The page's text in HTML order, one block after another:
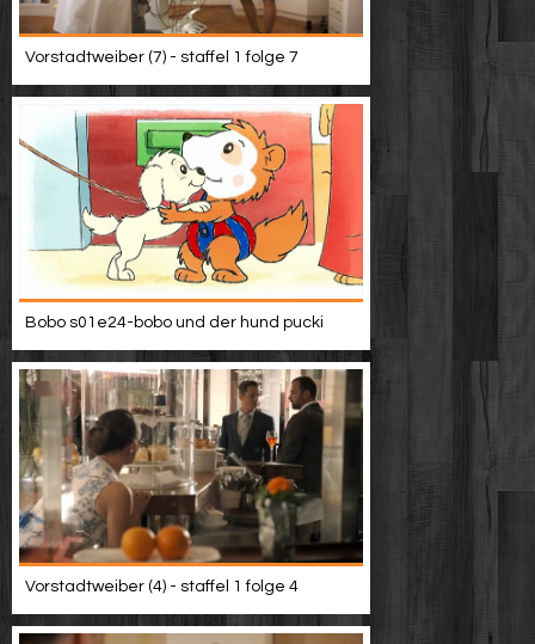
Vorstadtweiber (7) - staffel 1 folge 7
Bobo s01e24-bobo und der hund pucki
Vorstadtweiber (4) - staffel 1 folge 4